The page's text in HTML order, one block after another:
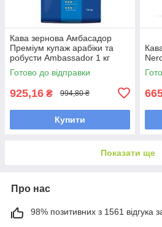
Кава зернова Амбасадор
Преміум купаж арабіки та
робусти Ambassador 1 кг
Готово до відправки
925,16 ₴ 994,80 ₴
Купити
Показати ще
Про нас
98% позитивних з 1561 відгука